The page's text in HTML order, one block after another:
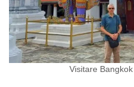
Visitare